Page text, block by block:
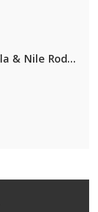
Damiano David, Tyla & Nile Rodgers